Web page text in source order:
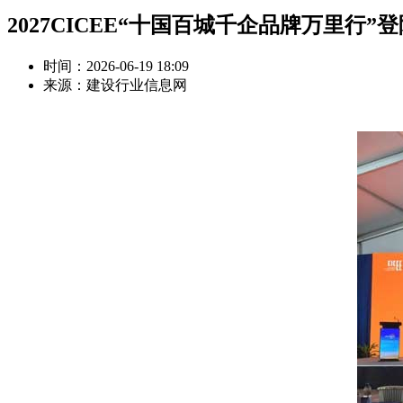
2027CICEE“十国百城千企品牌万里行”
时间：2026-06-19 18:09
来源：建设行业信息网